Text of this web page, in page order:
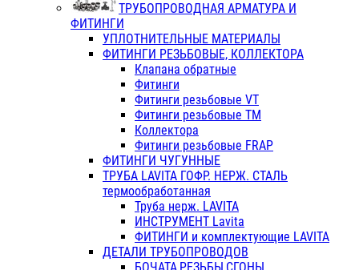
ТРУБОПРОВОДНАЯ АРМАТУРА И
ФИТИНГИ
УПЛОТНИТЕЛЬНЫЕ МАТЕРИАЛЫ
ФИТИНГИ РЕЗЬБОВЫЕ, КОЛЛЕКТОРА
Клапана обратные
Фитинги
Фитинги резьбовые VT
Фитинги резьбовые ТМ
Коллектора
Фитинги резьбовые FRAP
ФИТИНГИ ЧУГУННЫЕ
ТРУБА LAVITA ГОФР. НЕРЖ. СТАЛЬ
термообработанная
Труба нерж. LAVITA
ИНСТРУМЕНТ Lavita
ФИТИНГИ и комплектующие LAVITA
ДЕТАЛИ ТРУБОПРОВОДОВ